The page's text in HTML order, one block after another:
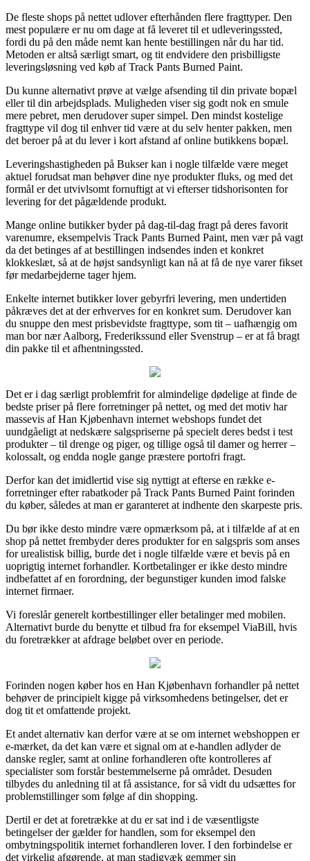
De fleste shops på nettet udlover efterhånden flere fragttyper. Den
mest populære er nu om dage at få leveret til et udleveringssted,
fordi du på den måde nemt kan hente bestillingen når du har tid.
Metoden er altså særligt smart, og tit endvidere den prisbilligste
leveringsløsning ved køb af Track Pants Burned Paint.
Du kunne alternativt prøve at vælge afsending til din private bopæl
eller til din arbejdsplads. Muligheden viser sig godt nok en smule
mere pebret, men derudover super simpel. Den mindst kostelige
fragttype vil dog til enhver tid være at du selv henter pakken, men
det beroer på at du lever i kort afstand af online butikkens bopæl.
Leveringshastigheden på Bukser kan i nogle tilfælde være meget
aktuel forudsat man behøver dine nye produkter fluks, og med det
formål er det utvivlsomt fornuftigt at vi efterser tidshorisonten for
levering for det pågældende produkt.
Mange online butikker byder på dag-til-dag fragt på deres favorit
varenumre, eksempelvis Track Pants Burned Paint, men vær på vagt
da det betinges af at bestillingen indsendes inden et konkret
klokkeslæt, så at de højst sandsynligt kan nå at få de nye varer fikset
før medarbejderne tager hjem.
Enkelte internet butikker lover gebyrfri levering, men undertiden
påkræves det at der erhverves for en konkret sum. Derudover kan
du snuppe den mest prisbevidste fragttype, som tit – uafhængig om
man bor nær Aalborg, Frederikssund eller Svenstrup – er at få bragt
din pakke til et afhentningssted.
Det er i dag særligt problemfrit for almindelige dødelige at finde de
bedste priser på flere forretninger på nettet, og med det motiv har
massevis af Han Kjøbenhavn internet webshops fundet det
uundgåeligt at nedskære salgspriserne på specielt deres bedst i test
produkter – til drenge og piger, og tillige også til damer og herrer –
kolossalt, og endda nogle gange præstere portofri fragt.
Derfor kan det imidlertid vise sig nyttigt at efterse en række e-
forretninger efter rabatkoder på Track Pants Burned Paint forinden
du køber, således at man er garanteret at indhente den skarpeste pris.
Du bør ikke desto mindre være opmærksom på, at i tilfælde af at en
shop på nettet frembyder deres produkter for en salgspris som anses
for urealistisk billig, burde det i nogle tilfælde være et bevis på en
uoprigtig internet forhandler. Kortbetalinger er ikke desto mindre
indbefattet af en forordning, der begunstiger kunden imod falske
internet firmaer.
Vi foreslår generelt kortbestillinger eller betalinger med mobilen.
Alternativt burde du benytte et tilbud fra for eksempel ViaBill, hvis
du foretrækker at afdrage beløbet over en periode.
Forinden nogen køber hos en Han Kjøbenhavn forhandler på nettet
behøver de principielt kigge på virksomhedens betingelser, det er
dog tit et omfattende projekt.
Et andet alternativ kan derfor være at se om internet webshoppen er
e-mærket, da det kan være et signal om at e-handlen adlyder de
danske regler, samt at online forhandleren ofte kontrolleres af
specialister som forstår bestemmelserne på området. Desuden
tilbydes du anledning til at få assistance, for så vidt du udsættes for
problemstillinger som følge af din shopping.
Dertil er det at foretrække at du er sat ind i de væsentligste
betingelser der gælder for handlen, som for eksempel den
ombytningspolitik internet forhandleren lover. I den forbindelse er
det virkelig afgørende, at man stadigvæk gemmer sin